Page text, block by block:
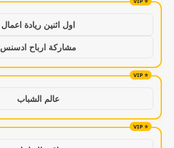
اول اثنين ريادة اعمال
مشاركة ارباح ادسنس
عالم الشباب